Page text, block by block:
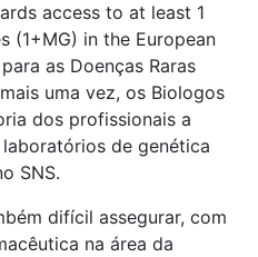
access to at least 1
(1+MG) in the European
as Doenças Raras
uma vez, os Biologos
dos profissionais a
de genética
SNS.
difícil assegurar, com
na área da